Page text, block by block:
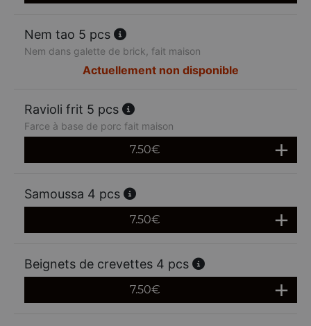
Nem tao 5 pcs
Nem dans galette de brick, fait maison
Actuellement non disponible
Ravioli frit 5 pcs
Farce à base de porc fait maison
7.50€
Samoussa 4 pcs
7.50€
Beignets de crevettes 4 pcs
7.50€